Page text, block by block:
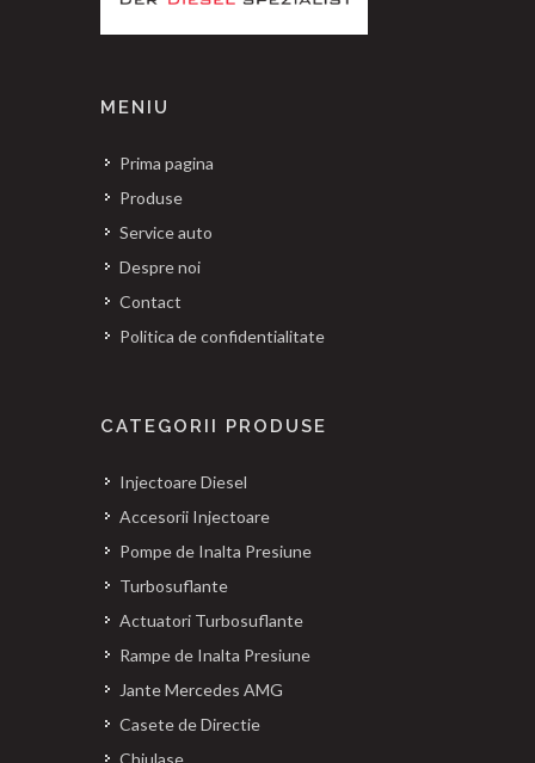
MENIU
Prima pagina
Produse
Service auto
Despre noi
Contact
Politica de confidentialitate
CATEGORII PRODUSE
Injectoare Diesel
Accesorii Injectoare
Pompe de Inalta Presiune
Turbosuflante
Actuatori Turbosuflante
Rampe de Inalta Presiune
Jante Mercedes AMG
Casete de Directie
Chiulase